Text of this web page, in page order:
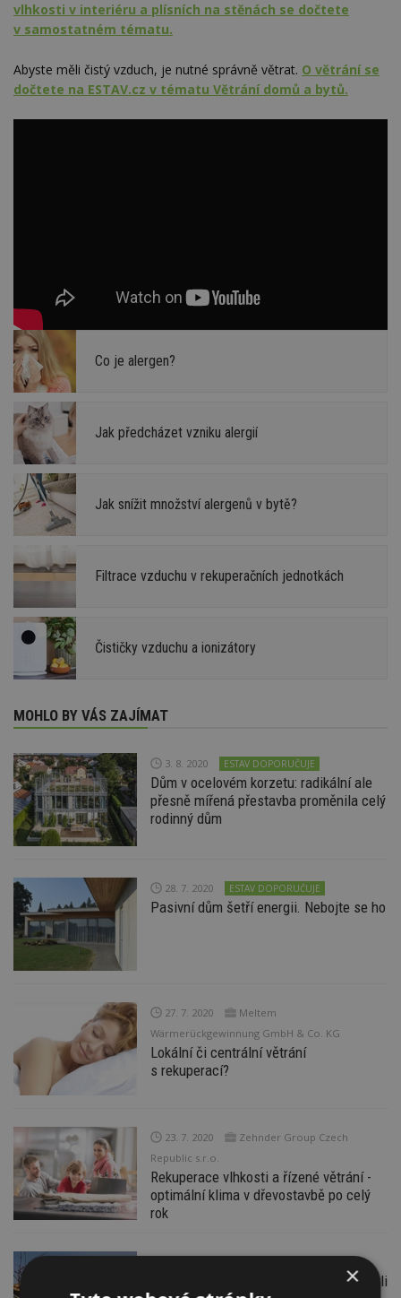
vlhkosti v interiéru a plísních na stěnách se dočtete
v samostatném tématu.
Abyste měli čistý vzduch, je nutné správně větrat. O větrání se
dočtete na ESTAV.cz v tématu Větrání domů a bytů.
Co je alergen?
Jak předcházet vzniku alergií
Jak snížit množství alergenů v bytě?
Filtrace vzduchu v rekuperačních jednotkách
Čističky vzduchu a ionizátory
MOHLO BY VÁS ZAJÍMAT
3. 8. 2020 ESTAV DOPORUČUJE
Dům v ocelovém korzetu: radikální ale
přesně mířená přestavba proměnila celý
rodinný dům
28. 7. 2020 ESTAV DOPORUČUJE
Pasivní dům šetří energii. Nebojte se ho
27. 7. 2020
Meltem
Wärmerückgewinnung GmbH & Co. KG
Lokální či centrální větrání
s rekuperací?
23. 7. 2020
Zehnder Group Czech
Republic s.r.o.
Rekuperace vlhkosti a řízené větrání -
optimální klima v dřevostavbě po celý
rok
Slaměný rodinný dům Na palouku v Davli
×